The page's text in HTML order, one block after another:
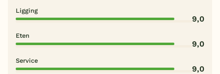
Ligging
9,0
Eten
9,0
Service
9,0